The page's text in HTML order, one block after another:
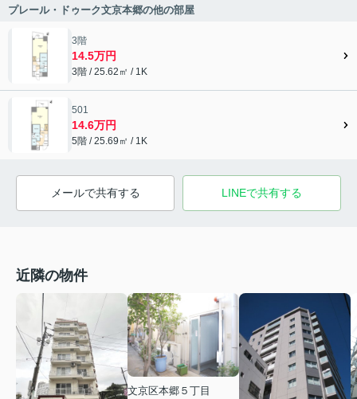
プレール・ドゥーク文京本郷の他の部屋
3階
14.5万円
3階 / 25.62㎡ / 1K
501
14.6万円
5階 / 25.69㎡ / 1K
メールで共有する LINEで共有する
近隣の物件
文京区本郷５丁目